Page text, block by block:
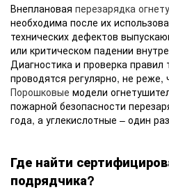
Внеплановая перезарядка
необходима после их
технических дефектов
или критическом падении
Диагностика и проверка правил
проводятся регулярно, не реже,
Порошковые модели
пожарной безопасности
года, а углекислотные – один
Где найти
подрядчика?